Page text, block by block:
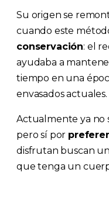
Su origen se
cuando este
conservación: el
ayudaba a
tiempo en una
envasados actuales.
Actualmente ya no
pero sí por
disfrutan buscan
que tenga un